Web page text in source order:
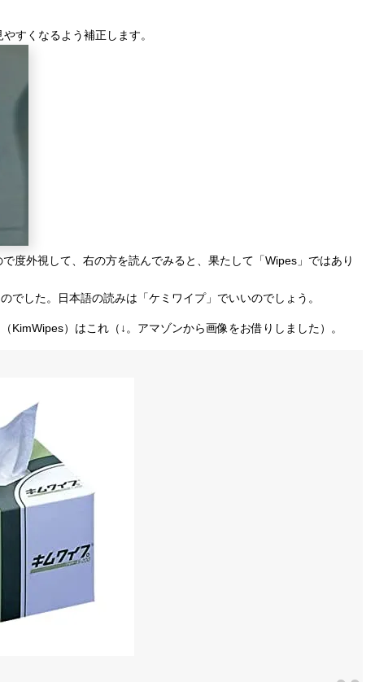
すくなるよう補正します。
度外視して、右の方を読んでみると、果たして「Wipes」ではあり
でした。日本語の読みは「ケミワイプ」でいいのでしょう。
）はこれ（↓。アマゾンから画像をお借りしました）。